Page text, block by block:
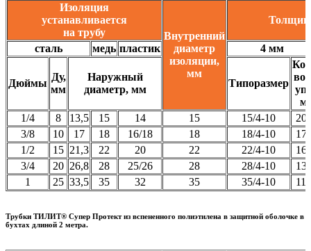
Изоляция
устанавливается
на трубу
Внутренний
диаметр
изоляции,
мм
сталь медь пластик 4 мм
Дюймы
Ду,
мм
Наружный
диаметр, мм
Типоразмер
во
м
1/4
8 13,5 15 14 15 15/4-10
3/8
10 17 18 16/18 18 18/4-10
1/2
15 21,3 22 20 22 22/4-10
3/4
20 26,8 28 25/26 28 28/4-10
1
25 33,5 35 32 35 35/4-10 110
Трубки ТИЛИТ® Супер Протект из вспененного полиэтилена в защитной оболочке в
бухтах длиной 2 метра.